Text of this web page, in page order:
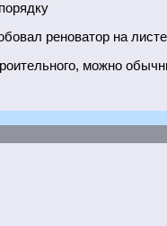
реноватор на
можно